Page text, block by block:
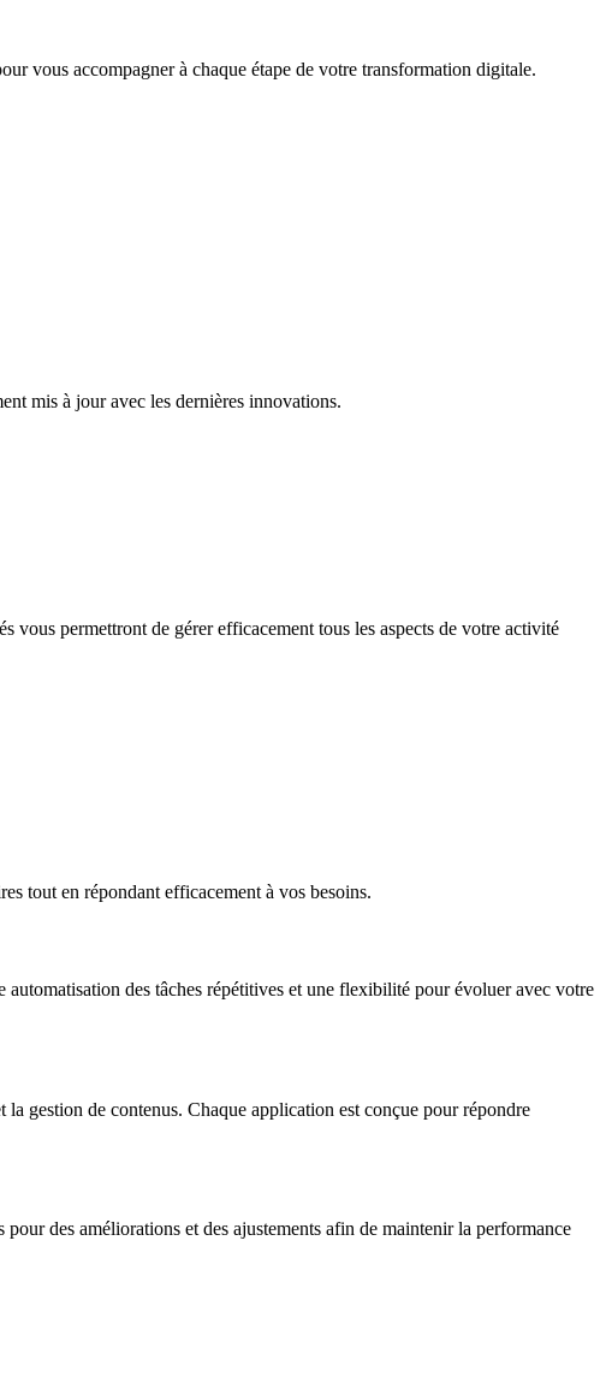
vous accompagner à chaque étape de votre transformation digitale.
mis à jour avec les dernières innovations.
vous permettront de gérer efficacement tous les aspects de votre activité
tout en répondant efficacement à vos besoins.
des tâches répétitives et une flexibilité pour évoluer avec votre
gestion de contenus. Chaque application est conçue pour répondre
des améliorations et des ajustements afin de maintenir la performance